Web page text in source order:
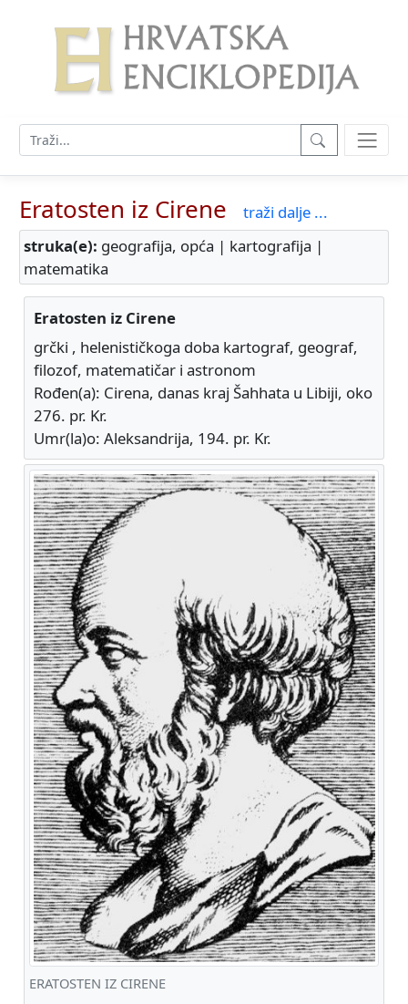
Eratosten iz Cirene
traži dalje ...
struka(e): geografija, opća | kartografija |
matematika
Eratosten iz Cirene
grčki , helenističkoga doba kartograf, geograf,
filozof, matematičar i astronom
Rođen(a): Cirena, danas kraj Šahhata u Libiji, oko
276. pr. Kr.
Umr(la)o: Aleksandrija, 194. pr. Kr.
ERATOSTEN IZ CIRENE